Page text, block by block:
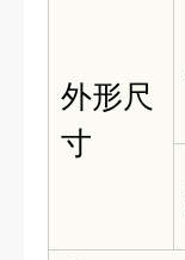
外形尺
寸